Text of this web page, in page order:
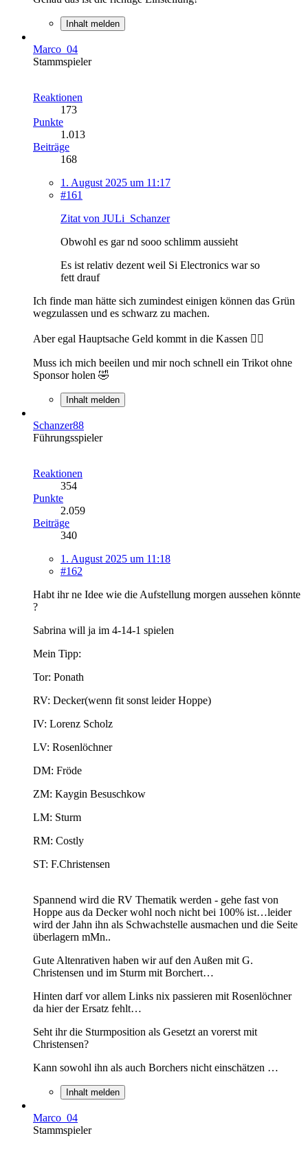
Inhalt melden
Marco_04
Stammspieler
Reaktionen
173
Punkte
1.013
Beiträge
168
1. August 2025 um 11:17
#161
Zitat von JULi_Schanzer
Obwohl es gar nd sooo schlimm aussieht
Es ist relativ dezent weil Si Electronics war so
fett drauf
Ich finde man hätte sich zumindest einigen können das Grün
wegzulassen und es schwarz zu machen.
Aber egal Hauptsache Geld kommt in die Kassen 👌🏻
Muss ich mich beeilen und mir noch schnell ein Trikot ohne
Sponsor holen 🤣
Inhalt melden
Schanzer88
Führungsspieler
Reaktionen
354
Punkte
2.059
Beiträge
340
1. August 2025 um 11:18
#162
Habt ihr ne Idee wie die Aufstellung morgen aussehen könnte
?
Sabrina will ja im 4-14-1 spielen
Mein Tipp:
Tor: Ponath
RV: Decker(wenn fit sonst leider Hoppe)
IV: Lorenz Scholz
LV: Rosenlöchner
DM: Fröde
ZM: Kaygin Besuschkow
LM: Sturm
RM: Costly
ST: F.Christensen
Spannend wird die RV Thematik werden - gehe fast von
Hoppe aus da Decker wohl noch nicht bei 100% ist…leider
wird der Jahn ihn als Schwachstelle ausmachen und die Seite
überlagern mMn..
Gute Altenrativen haben wir auf den Außen mit G.
Christensen und im Sturm mit Borchert…
Hinten darf vor allem Links nix passieren mit Rosenlöchner
da hier der Ersatz fehlt…
Seht ihr die Sturmposition als Gesetzt an vorerst mit
Christensen?
Kann sowohl ihn als auch Borchers nicht einschätzen …
Inhalt melden
Marco_04
Stammspieler